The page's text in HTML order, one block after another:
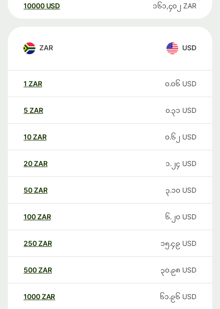
10000 USD ၁၆၁,၄၀၂ ZAR
ZAR USD
1 ZAR ၀.၀၆ USD
5 ZAR ၀.၃၁ USD
10ZAR ၀.၆၂ USD
20ZAR ၁.၂၄ USD
50ZAR ၃.၁၀ USD
100ZAR ၆.၂၀ USD
250ZAR ၁၅.၄၉ USD
500ZAR ၃၀.၉၈ USD
1000ZAR ၆၁.၉၆ USD